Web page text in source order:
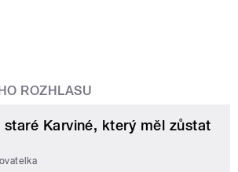
ROZHLASU
staré Karviné, který měl zůstat